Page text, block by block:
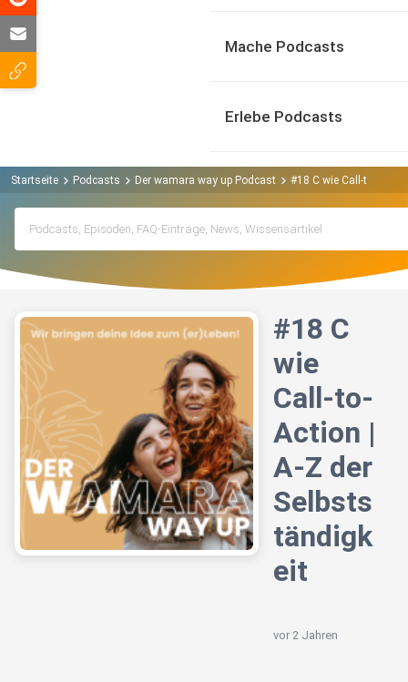
Mache Podcasts
Erlebe Podcasts
Startseite Podcasts Der wamara way up Podcast #18 C wie Call-to-
#18 C
wie
Call-to-
Action |
A-Z der
Selbsts
tändigk
eit
vor 2 Jahren